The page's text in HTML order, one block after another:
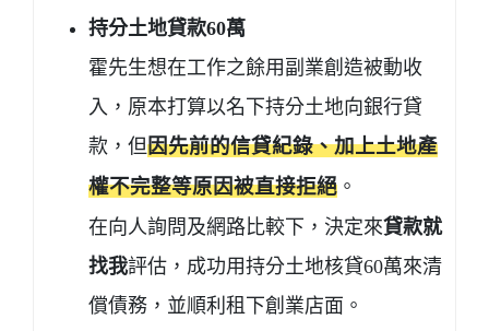
持分土地貸款60萬
霍先生想在工作之餘用副業創造被動收
入，原本打算以名下持分土地向銀行貸
款，但因先前的信貸紀錄、加上土地產
權不完整等原因被直接拒絕 。
在向人詢問及網路比較下，決定來貸款就
找我評估，成功用持分土地核貸60萬來清
償債務，並順利租下創業店面。